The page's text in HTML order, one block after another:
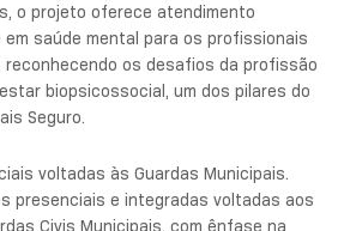
o projeto oferece atendimento
em saúde mental para os profissionais
reconhecendo os desafios da profissão
biopsicossocial, um dos pilares do
Seguro.
voltadas às Guardas Municipais.
presenciais e integradas voltadas aos
Civis Municipais, com ênfase na